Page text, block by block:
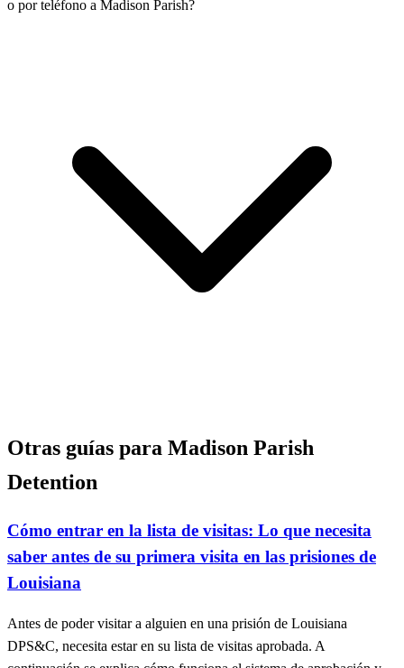
o por teléfono a Madison Parish?
Otras guías para Madison Parish
Detention
Cómo entrar en la lista de visitas: Lo que necesita
saber antes de su primera visita en las prisiones de
Louisiana
Antes de poder visitar a alguien en una prisión de Louisiana
DPS&C, necesita estar en su lista de visitas aprobada. A